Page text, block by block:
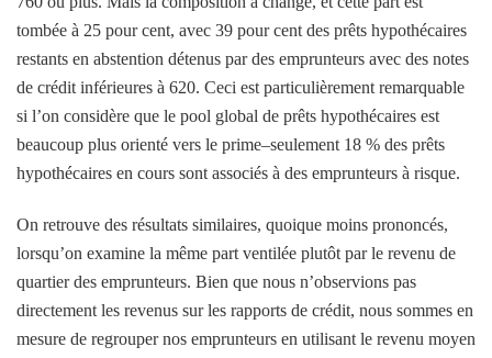
tombée à 25 pour cent, avec 39 pour cent des prêts hypothécaires
restants en abstention détenus par des emprunteurs avec des notes
de crédit inférieures à 620. Ceci est particulièrement remarquable
si l’on considère que le pool global de prêts hypothécaires est
beaucoup plus orienté vers le prime–seulement 18 % des prêts
hypothécaires en cours sont associés à des emprunteurs à risque.
On retrouve des résultats similaires, quoique moins prononcés,
lorsqu’on examine la même part ventilée plutôt par le revenu de
quartier des emprunteurs. Bien que nous n’observions pas
directement les revenus sur les rapports de crédit, nous sommes en
mesure de regrouper nos emprunteurs en utilisant le revenu moyen